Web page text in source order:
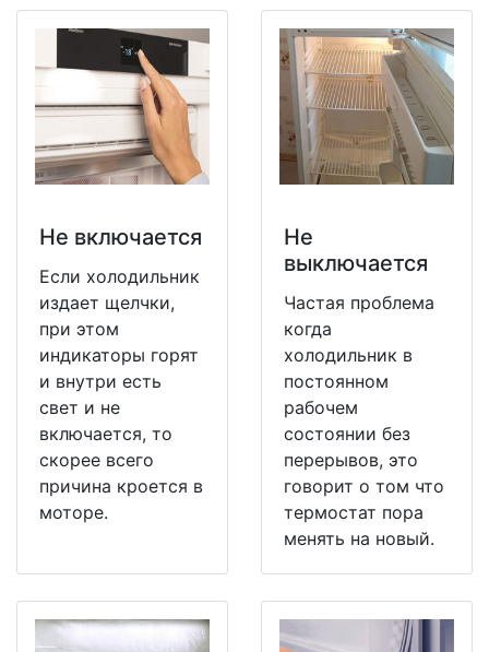
Не включается
Если холодильник
издает щелчки,
при этом
индикаторы горят
и внутри есть
свет и не
включается, то
скорее всего
причина кроется в
моторе.
Не
выключается
Частая проблема
когда
холодильник в
постоянном
рабочем
состоянии без
перерывов, это
говорит о том что
термостат пора
менять на новый.